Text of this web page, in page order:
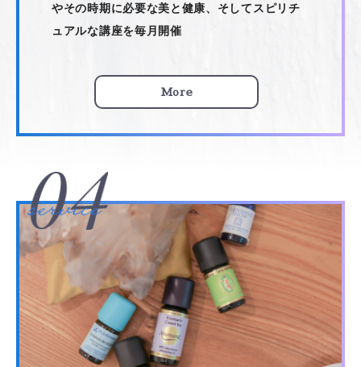
やその時期に必要な美と健康、そしてスピリチ
ュアルな講座を毎月開催
More